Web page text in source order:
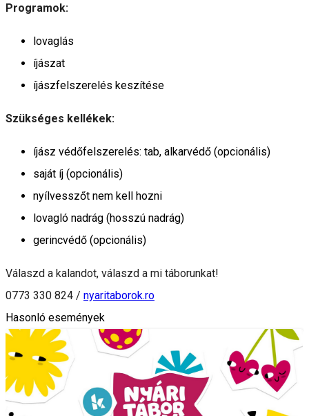
Programok:
lovaglás
íjászat
íjászfelszerelés keszítése
Szükséges kellékek:
íjász védőfelszerelés: tab, alkarvédő (opcionális)
saját íj (opcionális)
nyílvesszőt nem kell hozni
lovagló nadrág (hosszú nadrág)
gerincvédő (opcionális)
Válaszd a kalandot, válaszd a mi táborunkat!
0773 330 824 / nyaritaborok.ro
Hasonló események